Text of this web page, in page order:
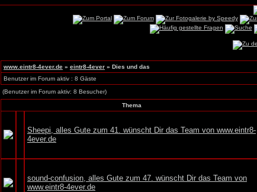
www.eintr8-4ever.de » eintr8-4ever » Dies und das
Benutzer im Forum aktiv : 8 Gäste
(Benutzer im Forum aktiv: 8 Besucher)
Thema
Sheepi, alles Gute zum 41. wünscht Dir das Team von www.eintr8-
4ever.de
sound-confusion, alles Gute zum 47. wünscht Dir das Team von
www.eintr8-4ever.de